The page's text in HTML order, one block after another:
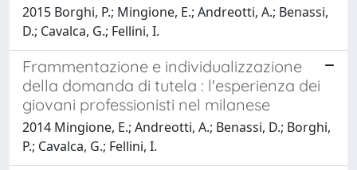
2015 Borghi, P.; Mingione, E.; Andreotti, A.; Benassi,
D.; Cavalca, G.; Fellini, I.
Frammentazione e individualizzazione
della domanda di tutela : l'esperienza dei
giovani professionisti nel milanese
2014 Mingione, E.; Andreotti, A.; Benassi, D.; Borghi,
P.; Cavalca, G.; Fellini, I.